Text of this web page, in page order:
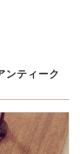
ンティーク